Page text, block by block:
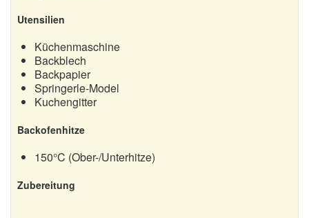
Springerle
Spritzgebäck
Vanillekipferl
Weihnachtskuchen
Baumkuchen
Bratapfelkuchen
Utensilien
Küchenmaschine
Backblech
Backpapier
Springerle-Model
Kuchengitter
Backofenhitze
150°C (Ober-/Unterhitze)
Zubereitung